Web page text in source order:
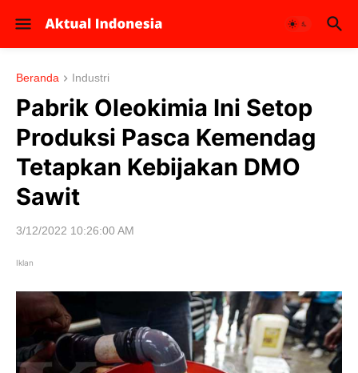
Beranda Industri
Pabrik Oleokimia Ini Setop
Produksi Pasca Kemendag
Tetapkan Kebijakan DMO
Sawit
3/12/2022 10:26:00 AM
Iklan